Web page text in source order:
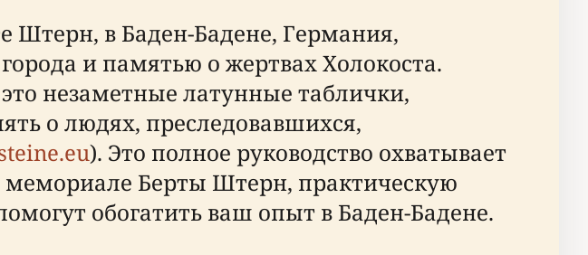
в Баден-Бадене, Германия,
и памятью о жертвах Холокоста.
незаметные латунные таблички,
о людях, преследовавшихся,
). Это полное руководство охватывает
Берты Штерн, практическую
обогатить ваш опыт в Баден-Бадене.